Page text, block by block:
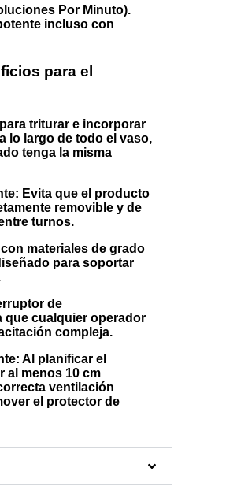
Por Minuto).
incluso con
para el
triturar e incorporar
lo largo de todo el vaso,
tenga la misma
Evita que el producto
removible y de
turnos.
materiales de grado
para soportar
de
que cualquier operador
compleja.
Al planificar el
al menos 10 cm
ventilación
el protector de